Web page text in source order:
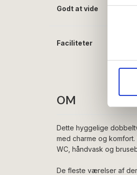
Hvis
Vi
Godt at vide
Faciliteter
OM
Dette hyggelige
med charme og
WC, håndvask og
De fleste værelser af